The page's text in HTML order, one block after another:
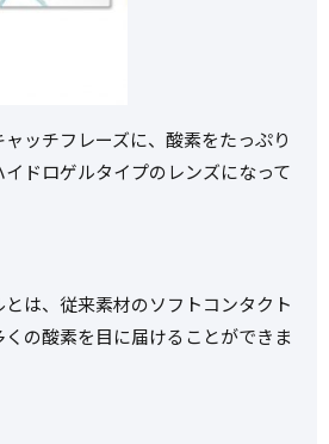
ャッチフレーズに、酸素をたっぷり
ドロゲルタイプのレンズになって
は、従来素材のソフトコンタクト
の酸素を目に届けることができま